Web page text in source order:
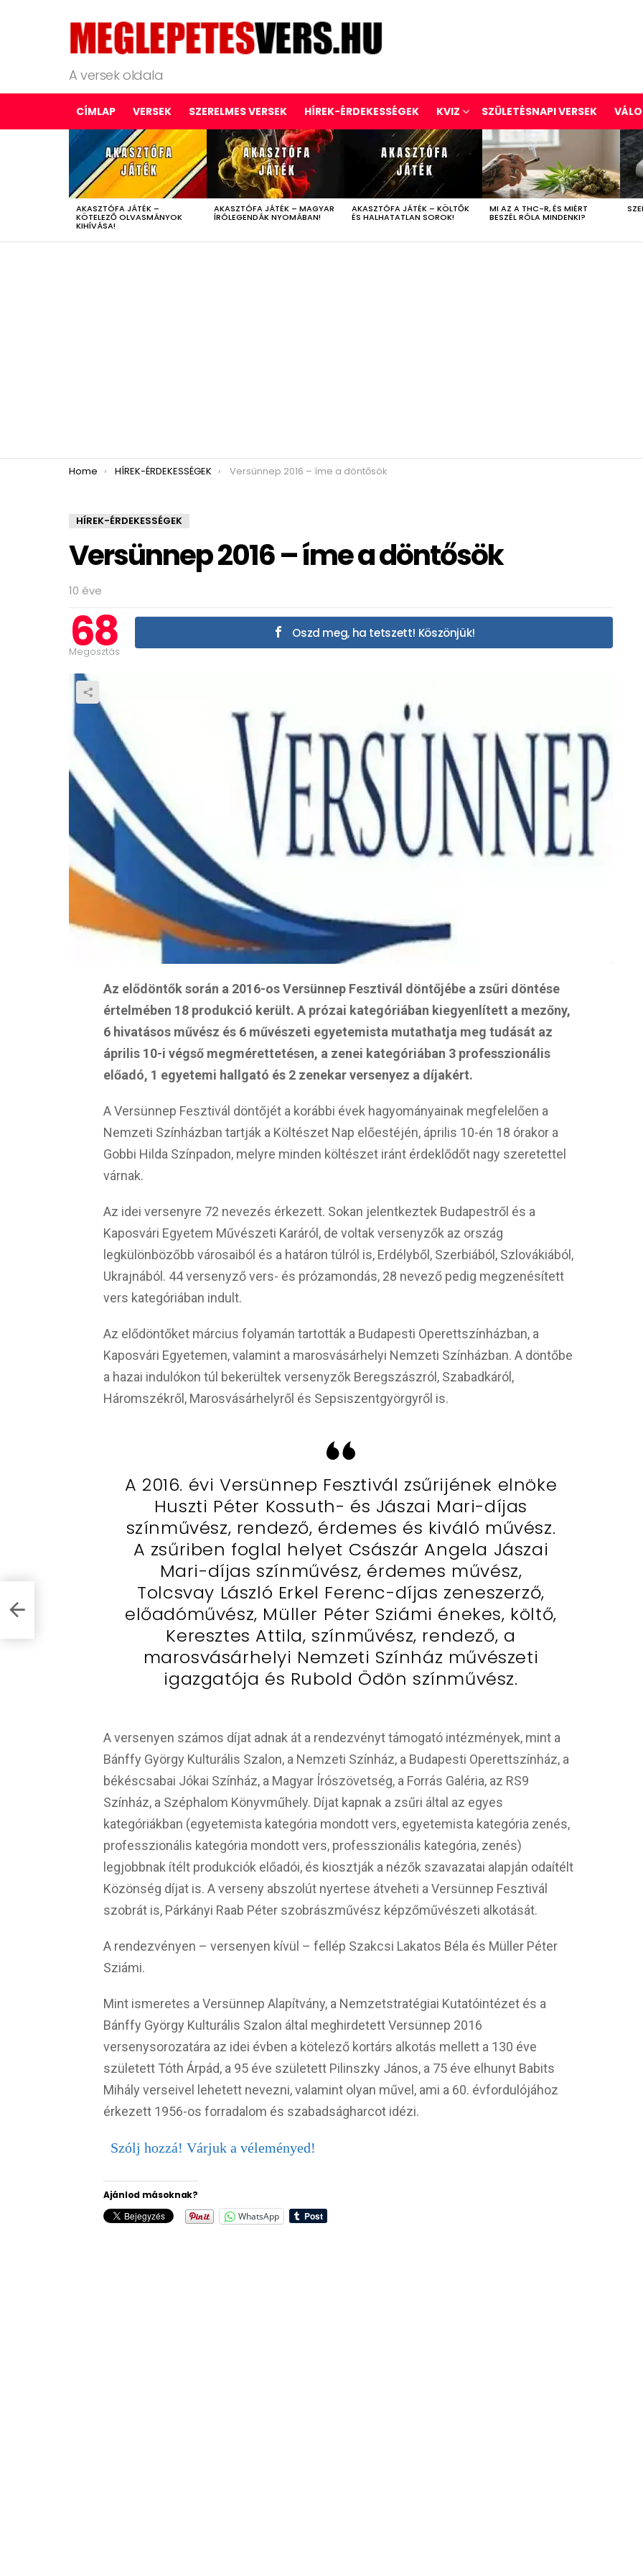
A versek oldala
CÍMLAP VERSEK SZERELMES VERSEK HÍREK-ÉRDEKESSÉGEK KVIZ SZÜLETÉSNAPI VERSEK
LATEST
STORIES
AKASZTÓFA JÁTÉK –
KÖTELEZŐ OLVASMÁNYOK
KIHÍVÁSA!
AKASZTÓFA JÁTÉK – MAGYAR
ÍRÓLEGENDÁK NYOMÁBAN!
AKASZTÓFA JÁTÉK – KÖLTŐK
ÉS HALHATATLAN SOROK!
MI AZ A THC-R, ÉS MIÉRT
BESZÉL RÓLA MINDENKI?
You are here:
Home HÍREK-ÉRDEKESSÉGEK Versünnep 2016 – íme a döntősök
HÍREK-ÉRDEKESSÉGEK
Versünnep 2016 – íme a döntősök
10 éve
68
Megosztás
Oszd meg, ha tetszett! Köszönjük!
Az elődöntők során a 2016-os Versünnep Fesztivál döntőjébe a zsűri döntése
értelmében 18 produkció került. A prózai kategóriában kiegyenlített a mezőny,
6 hivatásos művész és 6 művészeti egyetemista mutathatja meg tudását az
április 10-i végső megmérettetésen, a zenei kategóriában 3 professzionális
előadó, 1 egyetemi hallgató és 2 zenekar versenyez a díjakért.
A Versünnep Fesztivál döntőjét a korábbi évek hagyományainak megfelelően a
Nemzeti Színházban tartják a Költészet Nap előestéjén, április 10-én 18 órakor a
Gobbi Hilda Színpadon, melyre minden költészet iránt érdeklődőt nagy szeretettel
várnak.
Az idei versenyre 72 nevezés érkezett. Sokan jelentkeztek Budapestről és a
Kaposvári Egyetem Művészeti Karáról, de voltak versenyzők az ország
legkülönbözőbb városaiból és a határon túlról is, Erdélyből, Szerbiából, Szlovákiából,
Ukrajnából. 44 versenyző vers- és prózamondás, 28 nevező pedig megzenésített
vers kategóriában indult.
Az elődöntőket március folyamán tartották a Budapesti Operettszínházban, a
Kaposvári Egyetemen, valamint a marosvásárhelyi Nemzeti Színházban. A döntőbe
a hazai indulókon túl bekerültek versenyzők Beregszászról, Szabadkáról,
Háromszékről, Marosvásárhelyről és Sepsiszentgyörgyről is.
A 2016. évi Versünnep Fesztivál zsűrijének elnöke
Huszti Péter Kossuth- és Jászai Mari-díjas
színművész, rendező, érdemes és kiváló művész.
A zsűriben foglal helyet Császár Angela Jászai
Mari-díjas színművész, érdemes művész,
Tolcsvay László Erkel Ferenc-díjas zeneszerző,
előadóművész, Müller Péter Sziámi énekes, költő,
Keresztes Attila, színművész, rendező, a
marosvásárhelyi Nemzeti Színház művészeti
igazgatója és Rubold Ödön színművész.
A versenyen számos díjat adnak át a rendezvényt támogató intézmények, mint a
Bánffy György Kulturális Szalon, a Nemzeti Színház, a Budapesti Operettszínház, a
békéscsabai Jókai Színház, a Magyar Írószövetség, a Forrás Galéria, az RS9
Színház, a Széphalom Könyvműhely. Díjat kapnak a zsűri által az egyes
kategóriákban (egyetemista kategória mondott vers, egyetemista kategória zenés,
professzionális kategória mondott vers, professzionális kategória, zenés)
legjobbnak ítélt produkciók előadói, és kiosztják a nézők szavazatai alapján odaítélt
Közönség díjat is. A verseny abszolút nyertese átveheti a Versünnep Fesztivál
szobrát is, Párkányi Raab Péter szobrászművész képzőművészeti alkotását.
A rendezvényen – versenyen kívül – fellép Szakcsi Lakatos Béla és Müller Péter
Sziámi.
Mint ismeretes a Versünnep Alapítvány, a Nemzetstratégiai Kutatóintézet és a
Bánffy György Kulturális Szalon által meghirdetett Versünnep 2016
versenysorozatára az idei évben a kötelező kortárs alkotás mellett a 130 éve
született Tóth Árpád, a 95 éve született Pilinszky János, a 75 éve elhunyt Babits
Mihály verseivel lehetett nevezni, valamint olyan művel, ami a 60. évfordulójához
érkezett 1956-os forradalom és szabadságharcot idézi.
Szólj hozzá! Várjuk a véleményed!
Ajánlod másoknak?
WhatsApp